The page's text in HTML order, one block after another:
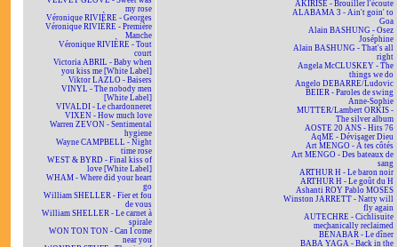
my rose
Véronique RIVIÈRE - Georges
Véronique RIVIÈRE - Première
Manche
Véronique RIVIÈRE - Tout
court
Victoria ABRIL - Baby when
you kiss me [White Label]
Viktor LAZLO - Baisers
VINYL - The nobody men
[White Label]
VIVALDI - Le chardonneret
VIXEN - How much love
Warren ZEVON - Sentimental
hygiene
Wayne CAMPBELL - Night
time rose
WEST & BYRD - Final kiss of
love [White Label]
WHAM - Where did your heart
go
William SHELLER - Fier et fou
de vous
William SHELLER - Le carnet à
spirale
WON TON TON - Can I come
near you
AKIRISE - Brouiller l'écoute
ALABAMA 3 - Ain't goin' to
Goa
Alain BASHUNG - Osez
Joséphine
Alain BASHUNG - That's all
right
Angela McCLUSKEY - The
things we do
Angelo DEBARRE/Ludovic
BEIER - Paroles de swing
Anne-Sophie
MUTTER/Lambert ORKIS -
The silver album
AOSTE 20 ANS - Hits 76
AqME - Dévisager Dieu
Art MENGO - À tes côtés
Art MENGO - Des bateaux de
sang
ARTHUR H - Le baron noir
ARTHUR H - Le goût du H
Ashanti ROY Pablo MOSES
Winston JARRETT - Natty will
fly again
AUTECHRE - Cichlisuite
mechanically reclaimed
BÉNABAR - Le dîner
BABA YAGA - Back in the